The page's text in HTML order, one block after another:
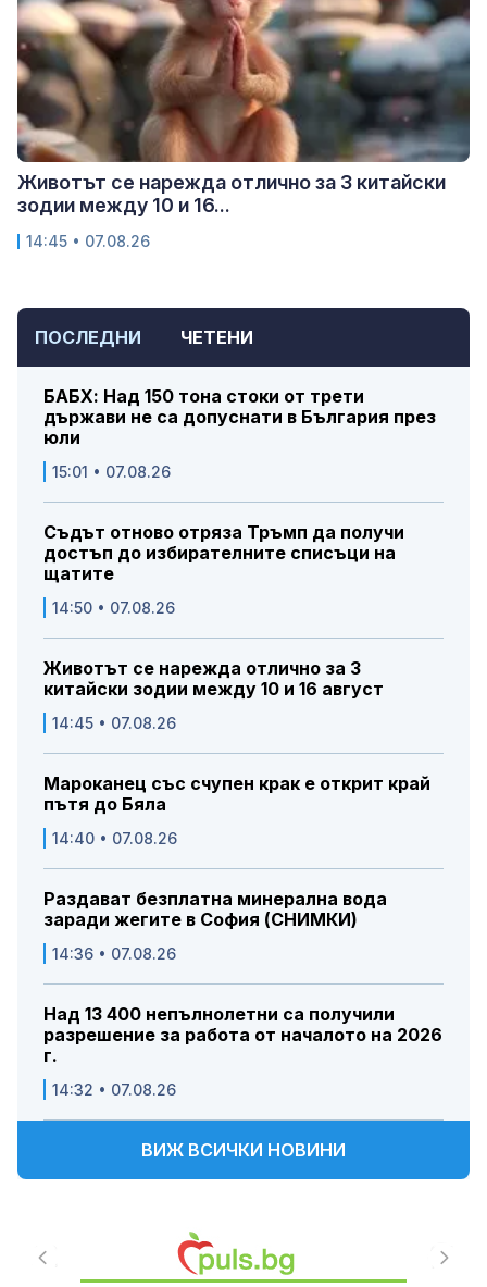
ПОСЛЕДНИ ЧЕТЕНИ
БАБХ: Над 150 тона стоки от трети
държави не са допуснати в България през
юли
15:01 • 07.08.26
Съдът отново отряза Тръмп да получи
достъп до избирателните списъци на
щатите
14:50 • 07.08.26
Животът се нарежда отлично за 3
китайски зодии между 10 и 16 август
14:45 • 07.08.26
Мароканец със счупен крак е открит край
пътя до Бяла
14:40 • 07.08.26
Раздават безплатна минерална вода
заради жегите в София (СНИМКИ)
14:36 • 07.08.26
Над 13 400 непълнолетни са получили
разрешение за работа от началото на 2026
г.
14:32 • 07.08.26
ВИЖ ВСИЧКИ НОВИНИ
Животът се нарежда отлично за 3 китайски
зодии между 10 и 16...
14:45 • 07.08.26